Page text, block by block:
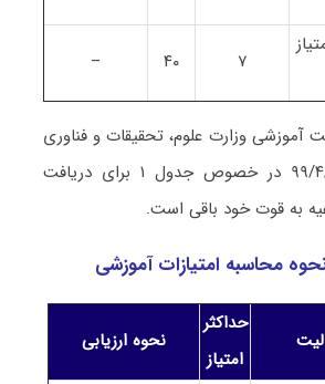
۷ ۴۰ –
آموزشی وزارت علوم، تحقیقات و فناوری
به تاریخ ۹۹/۴/۲ در خصوص جدول ۱ برای دریافت
به قوت خود باقی است.
حداکثر
امتیاز
نحوه ارزیابی